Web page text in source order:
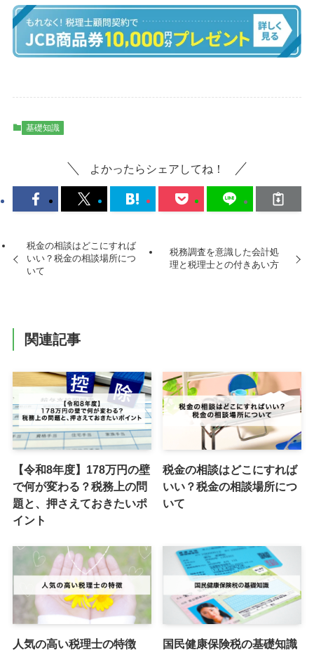
基礎知識
よかったらシェアしてね！
税金の相談はどこにすれば
いい？税金の相談場所につ
いて
税務調査を意識した会計処
理と税理士との付きあい方
関連記事
【令和8年度】178万円の壁
で何が変わる？税務上の問
題と、押さえておきたいポ
イント
税金の相談はどこにすれば
いい？税金の相談場所につ
いて
人気の高い税理士の特徴 国民健康保険税の基礎知識